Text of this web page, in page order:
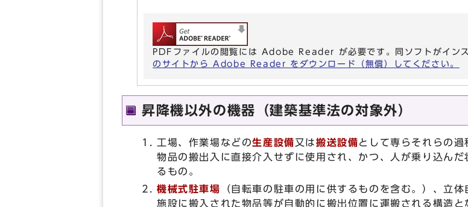
PDFファイルの閲覧には Adobe Reader が必要です。同ソフトがイン
のサイトから Adobe Reader をダウンロード（無償）してください。
昇降機以外の機器（建築基準法の対象外）
工場、作業場などの生産設備又は搬送設備として専らそれらの
物品の搬出入に直接介入せずに使用され、かつ、人が乗り込ん
るもの。
機械式駐車場
（自転車の駐車の用に供するものを含む。）、立
施設に搬入された物品等が自動的に搬出位置に運搬される構造